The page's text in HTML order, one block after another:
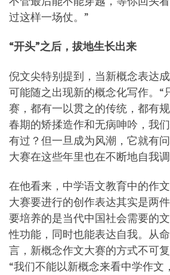
过这样一场仗。”
“开头”之后，拔地生长出来
倪文尖特别提到，当新概念表达
可能随之出现新的概念化写作。“
赛，都有一以贯之的传统，都有
春期的矫揉造作和无病呻吟，我
有过？但一旦成为风潮，它就有
大赛在这些年里也在不断地自我
在他看来，中学语文教育中的作
大赛要进行的创作表达其实是两
要培养的是当代中国社会需要的
性功能，同时也能表达自我。从
言，新概念作文大赛的方式不可复
“我们不能以新概念来看中学作文